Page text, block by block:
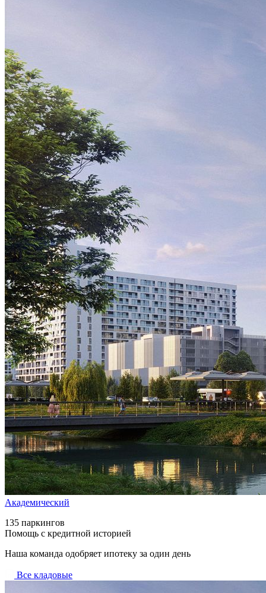
Академический
135 паркингов
Помощь с кредитной историей
Наша команда одобряет ипотеку за один день
Все кладовые